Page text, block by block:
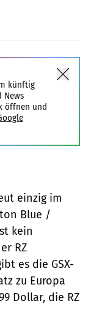
künftig
News
öffnen und
einzig im
Blue /
kein
RZ
es die GSX-
zu Europa
Dollar, die RZ